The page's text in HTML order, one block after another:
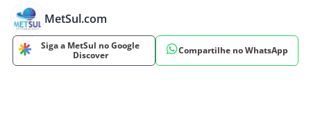
MetSul.com
Siga a MetSul no Google
Discover
Compartilhe no WhatsApp